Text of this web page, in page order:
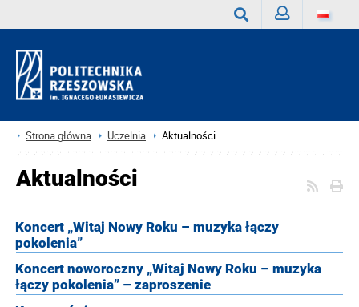
Strona główna Uczelnia Aktualności
Aktualności
Koncert „Witaj Nowy Roku – muzyka łączy
pokolenia”
Koncert noworoczny „Witaj Nowy Roku – muzyka
łączy pokolenia” – zaproszenie